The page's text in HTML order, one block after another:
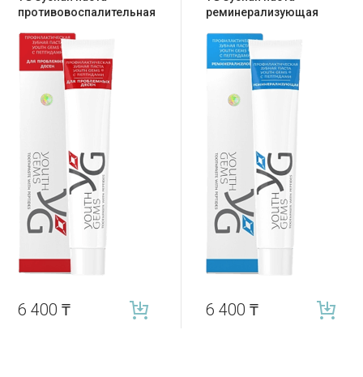
противовоспалительная
6 400₸
реминерализующая
6 400 ₸